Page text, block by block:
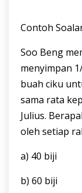
Contoh
Soo Beng
menyimpan
buah ciku
sama rata
Julius.
oleh setiap
a) 40 biji
b) 60 biji